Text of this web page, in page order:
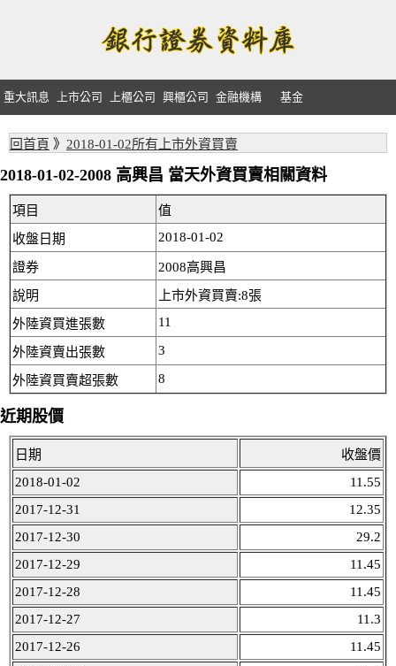
重大訊息 上市公司 上櫃公司 興櫃公司 金融機構 基金
回首頁 》 2018-01-02所有上市外資買賣
2018-01-02-2008 高興昌 當天外資買賣相關資料
項目
值
收盤日期
2018-01-02
證券
2008高興昌
說明
上市外資買賣:8張
外陸資買進張數
11
外陸資賣出張數 3
外陸資買賣超張數 8
近期股價
日期
收盤價
2018-01-02
11.55
2017-12-31
12.35
2017-12-30
29.2
2017-12-29
11.45
2017-12-28
11.45
2017-12-27
11.3
2017-12-26
11.45